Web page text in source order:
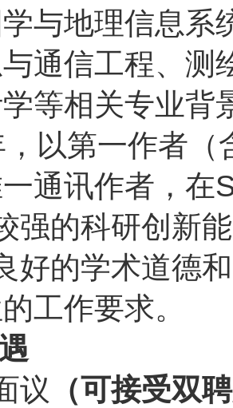
与地理信息系
通信工程、测
等相关专业背
以第一作者（
通讯作者，在
强的科研创新
好的学术道德
工作要求。
议 （可接受双